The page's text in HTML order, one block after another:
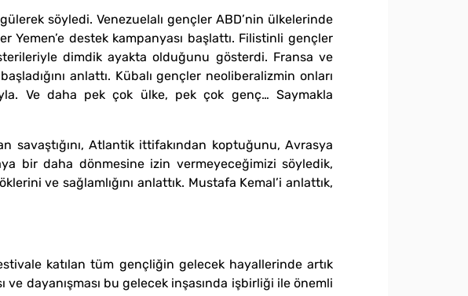
söyledi. Venezuelalı gençler ABD’nin ülkelerinde
Yemen’e destek kampanyası başlattı. Filistinli gençler
dimdik ayakta olduğunu gösterdi. Fransa ve
anlattı. Kübalı gençler neoliberalizmin onları
Ve daha pek çok ülke, pek çok genç… Saymakla
savaştığını, Atlantik ittifakından koptuğunu, Avrasya
bir daha dönmesine izin vermeyeceğimizi söyledik,
ve sağlamlığını anlattık. Mustafa Kemal’i anlattık,
katılan tüm gençliğin gelecek hayallerinde artık
dayanışması bu gelecek inşasında işbirliği ile önemli